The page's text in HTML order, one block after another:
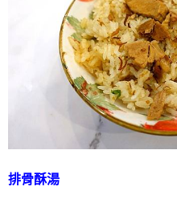
排骨酥湯